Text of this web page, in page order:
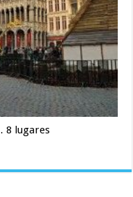
8 lugares